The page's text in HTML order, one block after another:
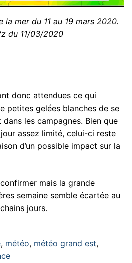
la mer du 11 au 19 mars 2020.
du 11/03/2020
donc attendues ce qui
petites gelées blanches de se
les campagnes. Bien que
assez limité, celui-ci reste
d’un possible impact sur la
mais la grande
semaine semble écartée au
jours.
, météo, météo grand est,